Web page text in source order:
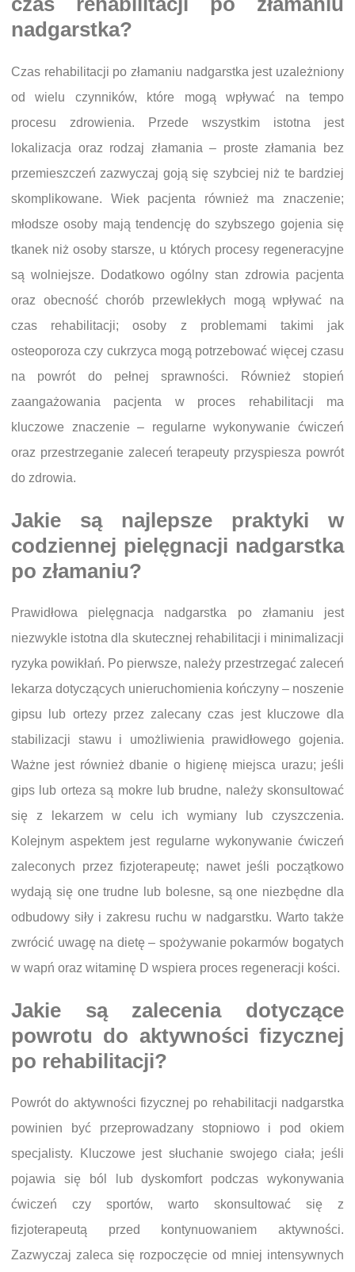
nadgarstka?
Czas rehabilitacji po złamaniu nadgarstka jest uzależniony
od wielu czynników, które mogą wpływać na tempo
procesu zdrowienia. Przede wszystkim istotna jest
lokalizacja oraz rodzaj złamania – proste złamania bez
przemieszczeń zazwyczaj goją się szybciej niż te bardziej
skomplikowane. Wiek pacjenta również ma znaczenie;
młodsze osoby mają tendencję do szybszego gojenia się
tkanek niż osoby starsze, u których procesy regeneracyjne
są wolniejsze. Dodatkowo ogólny stan zdrowia pacjenta
oraz obecność chorób przewlekłych mogą wpływać na
czas rehabilitacji; osoby z problemami takimi jak
osteoporoza czy cukrzyca mogą potrzebować więcej czasu
na powrót do pełnej sprawności. Również stopień
zaangażowania pacjenta w proces rehabilitacji ma
kluczowe znaczenie – regularne wykonywanie ćwiczeń
oraz przestrzeganie zaleceń terapeuty przyspiesza powrót
do zdrowia.
Jakie są najlepsze praktyki w
codziennej pielęgnacji nadgarstka
po złamaniu?
Prawidłowa pielęgnacja nadgarstka po złamaniu jest
niezwykle istotna dla skutecznej rehabilitacji i minimalizacji
ryzyka powikłań. Po pierwsze, należy przestrzegać zaleceń
lekarza dotyczących unieruchomienia kończyny – noszenie
gipsu lub ortezy przez zalecany czas jest kluczowe dla
stabilizacji stawu i umożliwienia prawidłowego gojenia.
Ważne jest również dbanie o higienę miejsca urazu; jeśli
gips lub orteza są mokre lub brudne, należy skonsultować
się z lekarzem w celu ich wymiany lub czyszczenia.
Kolejnym aspektem jest regularne wykonywanie ćwiczeń
zaleconych przez fizjoterapeutę; nawet jeśli początkowo
wydają się one trudne lub bolesne, są one niezbędne dla
odbudowy siły i zakresu ruchu w nadgarstku. Warto także
zwrócić uwagę na dietę – spożywanie pokarmów bogatych
w wapń oraz witaminę D wspiera proces regeneracji kości.
Jakie są zalecenia dotyczące
powrotu do aktywności fizycznej
po rehabilitacji?
Powrót do aktywności fizycznej po rehabilitacji nadgarstka
powinien być przeprowadzany stopniowo i pod okiem
specjalisty. Kluczowe jest słuchanie swojego ciała; jeśli
pojawia się ból lub dyskomfort podczas wykonywania
ćwiczeń czy sportów, warto skonsultować się z
fizjoterapeutą przed kontynuowaniem aktywności.
Zazwyczaj zaleca się rozpoczęcie od mniej intensywnych